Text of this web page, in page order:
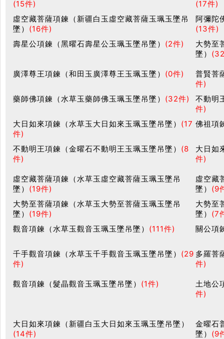
(15件)
(17件)
虛空藏菩薩項鍊（新疆白玉虛空藏菩薩玉珮玉墜吊
墜） (16件)
阿彌陀
(13件)
壽星公項鍊（黑曜石壽星公玉珮玉墜吊墜） (2件)
大勢至
墜）
廣澤尊王項鍊（和田玉廣澤尊王玉珮玉墜） (0件)
普賢菩
件)
藥師佛項鍊（水草玉藥師佛玉珮玉墜吊墜） (32件)
不動明
件)
大日如來項鍊（水草玉大日如來玉珮玉墜吊墜） (17
件)
佛祖項
不動明王項鍊（金曜石不動明王玉珮玉墜吊墜） (8
件)
大日如
件)
虛空藏菩薩項鍊（水草玉虛空藏菩薩玉珮玉墜吊
墜） (19件)
虛空藏
墜） (9
大勢至菩薩項鍊（水草玉大勢至菩薩玉珮玉墜吊
墜） (19件)
大勢至
墜） (7
觀音項鍊（水草玉觀音玉珮玉墜吊墜） (111件) 關公項
千手觀音項鍊（水草玉千手觀音玉珮玉墜吊墜） (29
件)
多羅菩
件)
觀音項鍊（髮晶觀音玉珮玉墜吊墜） (1件)
土地公
件)
大日如來項鍊（新疆白玉大日如來玉珮玉墜吊墜）
(14件)
金曜石
墜） (9